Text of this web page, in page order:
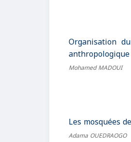
Organisation
Mohamed MADOUI
Les mosquées
Adama OUEDRAOGO